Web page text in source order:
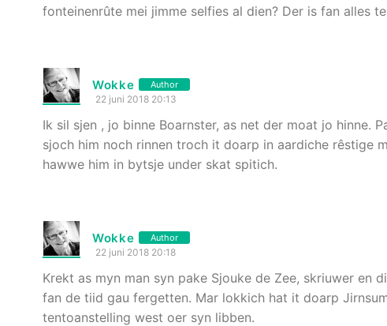
fonteinenrûte mei jimme selfies al dien? Der is fan alles
Wokke Author
22 juni 2018 20:13
Ik sil sjen , jo binne Boarnster, as net der moat jo hinne.
sjoch him noch rinnen troch it doarp in aardiche rêstige
hawwe him in bytsje under skat spitich.
Wokke Author
22 juni 2018 20:18
Krekt as myn man syn pake Sjouke de Zee, skriuwer en
fan de tiid gau fergetten. Mar lokkich hat it doarp
tentoanstelling west oer syn libben.